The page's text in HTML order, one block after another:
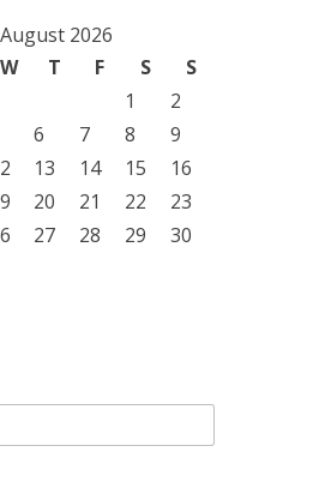
August 2026
W T F S
S
1
2
6 7 8
9
13 14 15
16
20 21 22
23
27 28 29
30